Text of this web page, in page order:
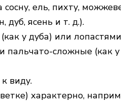
ель, пихту,
ясень и т. д.).
у дуба) или
пальчато-сложные (как
виду.
характерно,